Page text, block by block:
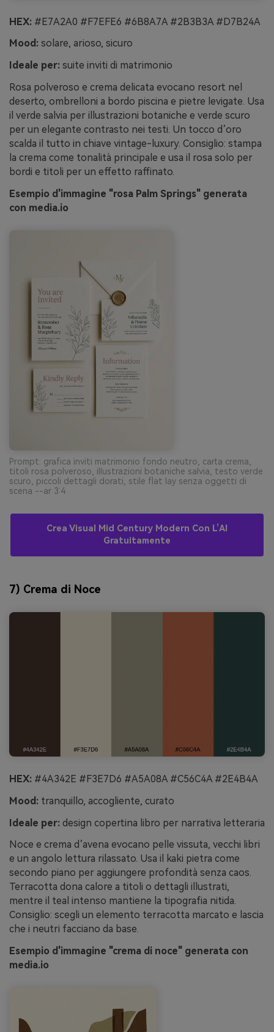
HEX: #E7A2A0 #F7EFE6 #6B8A7A #2B3B3A #D7B24A
Mood: solare, arioso, sicuro
Ideale per: suite inviti di matrimonio
Rosa polveroso e crema delicata evocano resort nel
deserto, ombrelloni a bordo piscina e pietre levigate. Usa
il verde salvia per illustrazioni botaniche e verde scuro
per un elegante contrasto nei testi. Un tocco d’oro
scalda il tutto in chiave vintage-luxury. Consiglio: stampa
la crema come tonalità principale e usa il rosa solo per
bordi e titoli per un effetto raffinato.
Esempio d'immagine "rosa Palm Springs" generata
con media.io
Prompt: grafica inviti matrimonio fondo neutro, carta crema,
titoli rosa polveroso, illustrazioni botaniche salvia, testo verde
scuro, piccoli dettagli dorati, stile flat lay senza oggetti di
scena --ar 3:4
Crea Visual Mid Century Modern Con L’AI
Gratuitamente
7) Crema di Noce
HEX: #4A342E #F3E7D6 #A5A08A #C56C4A #2E4B4A
Mood: tranquillo, accogliente, curato
Ideale per: design copertina libro per narrativa letteraria
Noce e crema d’avena evocano pelle vissuta, vecchi libri
e un angolo lettura rilassato. Usa il kaki pietra come
secondo piano per aggiungere profondità senza caos.
Terracotta dona calore a titoli o dettagli illustrati,
mentre il teal intenso mantiene la tipografia nitida.
Consiglio: scegli un elemento terracotta marcato e lascia
che i neutri facciano da base.
Esempio d'immagine "crema di noce" generata con
media.io